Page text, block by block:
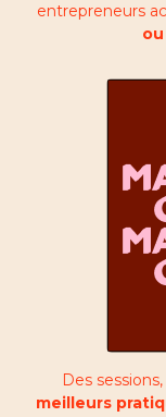
entrepreneurs
Des
meilleurs